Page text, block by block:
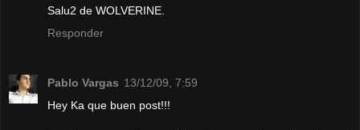
Salu2 de WOLVERINE.
Responder
Pablo Vargas 13/12/09, 7:59
Hey Ka que buen post!!!